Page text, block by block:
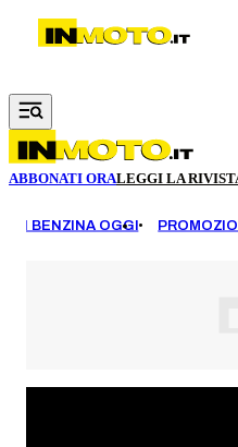
Vai al contenuto principale
ABBONATI ORALEGGI LA
BENZINA OGGI